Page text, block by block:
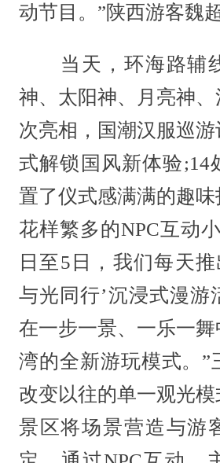
动节目。”陕西游客魏超
当天，环海路辅
神、太阳神、月亮神
次亮相，国潮汉服巡
式解锁国风新体验;14
置了仪式感满满的趣味
花样繁多的NPC互动
日至5日，我们每天推
与光同行’沉浸式漫游
在一步一景、一乐一舞
湾的全新游玩模式。”
改变以往的单一观光
景区将场景营造与游